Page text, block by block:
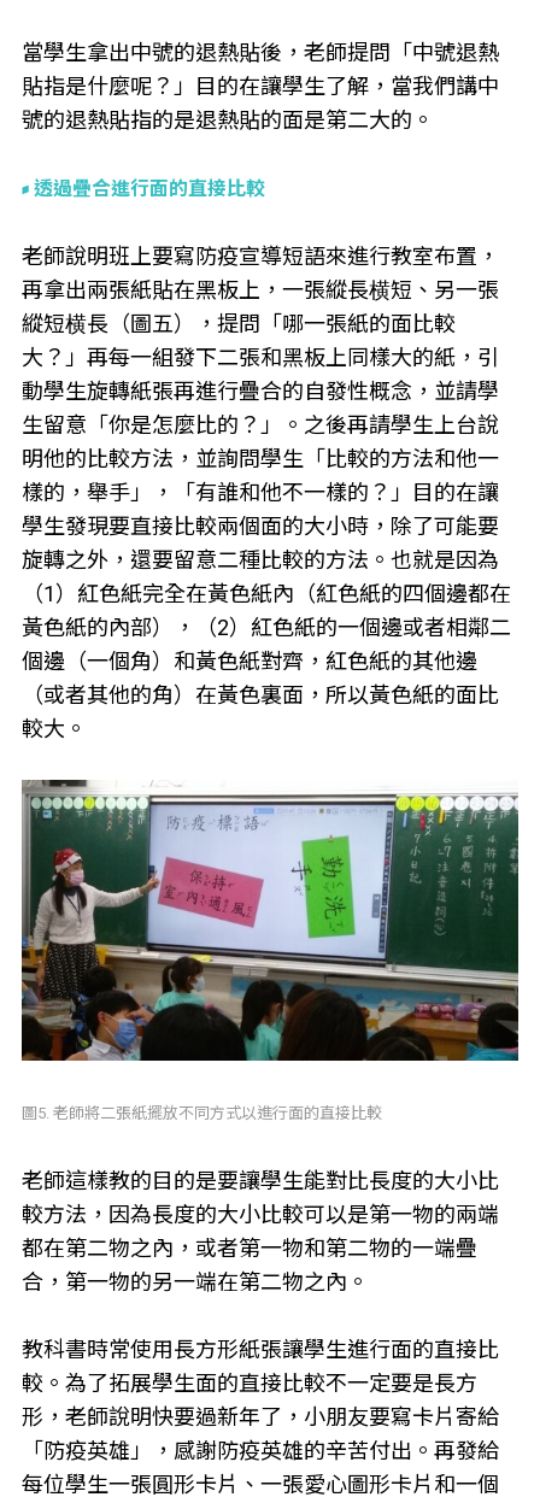
當學生拿出中號的退熱貼後，老師提問「中號退熱
貼指是什麼呢？」目的在讓學生了解，當我們講中
號的退熱貼指的是退熱貼的面是第二大的。
透過疊合進行面的直接比較
老師說明班上要寫防疫宣導短語來進行教室布置，
再拿出兩張紙貼在黑板上，一張縱長横短、另一張
縱短横長（圖五），提問「哪一張紙的面比較
大？」再每一組發下二張和黑板上同樣大的紙，引
動學生旋轉紙張再進行疊合的自發性概念，並請學
生留意「你是怎麼比的？」。之後再請學生上台說
明他的比較方法，並詢問學生「比較的方法和他一
樣的，舉手」，「有誰和他不一樣的？」目的在讓
學生發現要直接比較兩個面的大小時，除了可能要
旋轉之外，還要留意二種比較的方法。也就是因為
（1）紅色紙完全在黃色紙內（紅色紙的四個邊都在
黃色紙的內部），（2）紅色紙的一個邊或者相鄰二
個邊（一個角）和黃色紙對齊，紅色紙的其他邊
（或者其他的角）在黃色裏面，所以黃色紙的面比
較大。
圖5. 老師將二張紙擺放不同方式以進行面的直接比較
老師這樣教的目的是要讓學生能對比長度的大小比
較方法，因為長度的大小比較可以是第一物的兩端
都在第二物之內，或者第一物和第二物的一端疊
合，第一物的另一端在第二物之內。
教科書時常使用長方形紙張讓學生進行面的直接比
較。為了拓展學生面的直接比較不一定要是長方
形，老師說明快要過新年了，小朋友要寫卡片寄給
「防疫英雄」，感謝防疫英雄的辛苦付出。再發給
每位學生一張圓形卡片、一張愛心圖形卡片和一個